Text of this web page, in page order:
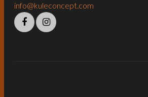
info@kuleconcept.com